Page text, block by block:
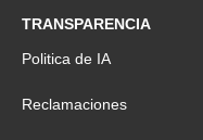
TRANSPARENCIA
Politica de IA
Reclamaciones